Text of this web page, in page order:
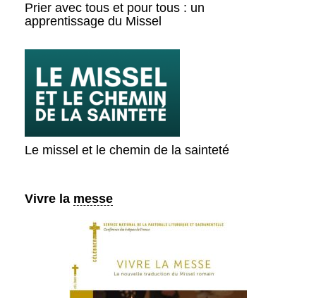
Prier avec tous et pour tous : un
apprentissage du Missel
Le missel et le chemin de la sainteté
Vivre la messe